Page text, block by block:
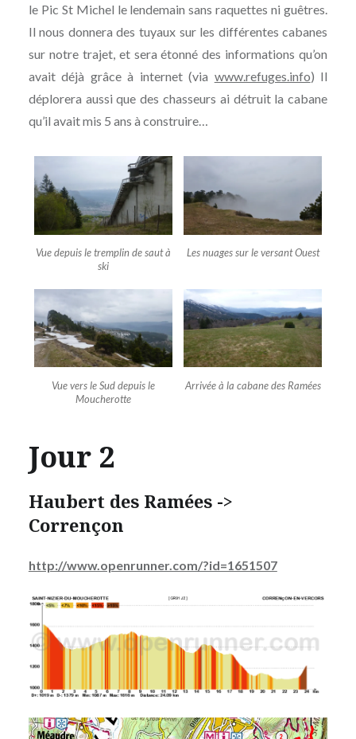
le Pic St Michel le lendemain sans raquettes ni guêtres.
Il nous donnera des tuyaux sur les différentes cabanes
sur notre trajet, et sera étonné des informations qu’on
avait déjà grâce à internet (via www.refuges.info) Il
déplorera aussi que des chasseurs ai détruit la cabane
qu’il avait mis 5 ans à construire…
Vue depuis le tremplin de saut à
ski
Les nuages sur le versant Ouest
Vue vers le Sud depuis le
Moucherotte
Arrivée à la cabane des Ramées
Jour 2
Haubert des Ramées ->
Corrençon
http://www.openrunner.com/?id=1651507